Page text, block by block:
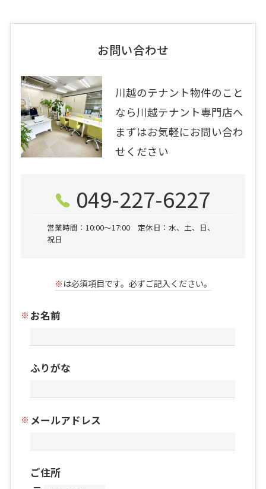
お問い合わせ
川越のテナント物件のこと
なら川越テナント専門店へ
まずはお気軽にお問い合わ
せください
049-227-6227
営業時間：10:00〜17:00 定休日：水、土、日、
祝日
※ は必須項目です。必ずご記入ください。
お名前
ふりがな
メールアドレス
ご住所